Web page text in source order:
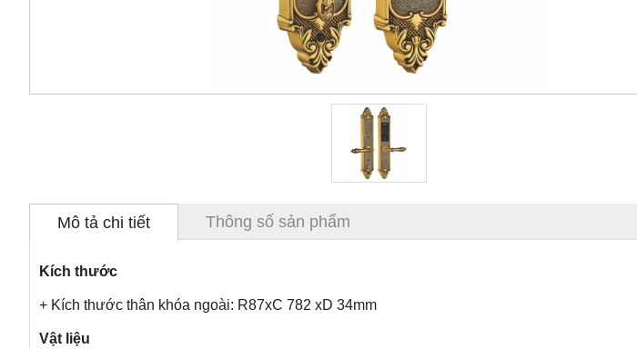
Mô tả chi tiết Thông số sản phẩm
Kích thước
+ Kích thước thân khóa ngoài: R87xC 782 xD 34mm
Vật liệu